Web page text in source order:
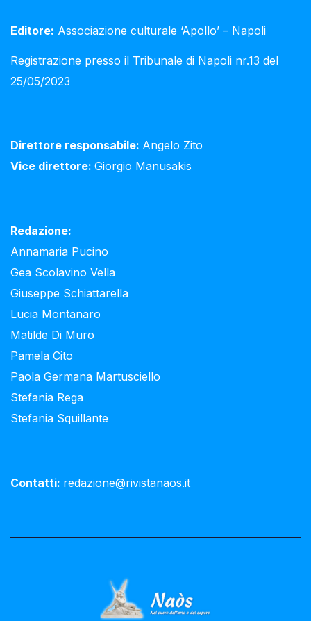
Editore: Associazione culturale ‘Apollo’ – Napoli
Registrazione presso il Tribunale di Napoli nr.13 del
25/05/2023
Direttore responsabile: Angelo Zito
Vice direttore: Giorgio Manusakis
Redazione:
Annamaria Pucino
Gea Scolavino Vella
Giuseppe Schiattarella
Lucia Montanaro
Matilde Di Muro
Pamela Cito
Paola Germana Martusciello
Stefania Rega
Stefania Squillante
Contatti: redazione@rivistanaos.it